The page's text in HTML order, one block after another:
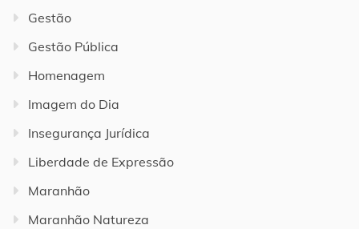
Gestão
Gestão Pública
Homenagem
Imagem do Dia
Insegurança Jurídica
Liberdade de Expressão
Maranhão
Maranhão Natureza